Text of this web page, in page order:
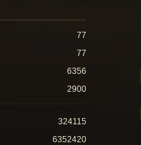
77
77
6356
2900
324115
6352420